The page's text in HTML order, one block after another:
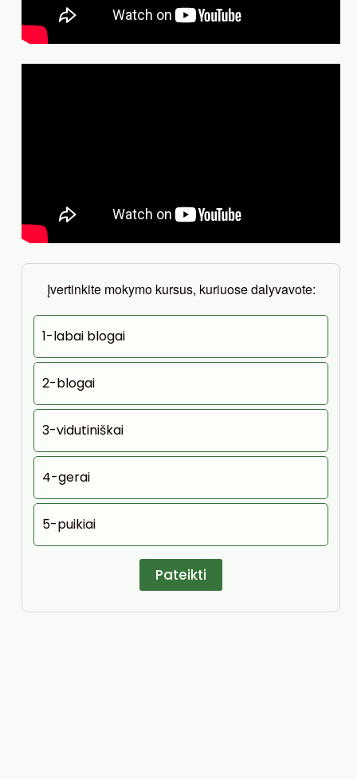
Įvertinkite mokymo kursus, kuriuose dalyvavote:
1-labai blogai
2-blogai
3-vidutiniškai
4-gerai
5-puikiai